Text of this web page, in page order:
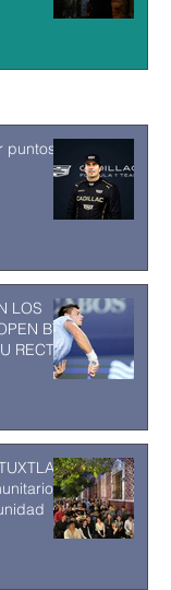
puntos
LOS
BY
RECTA